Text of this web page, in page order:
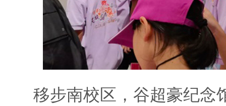
移步南校区，谷超豪纪念